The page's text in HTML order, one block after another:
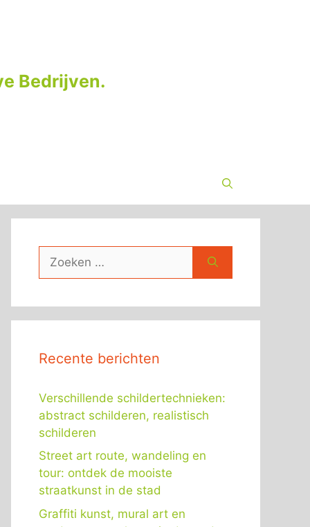
Bedrijven.
naar:
Recente berichten
Verschillende schildertechnieken:
abstract schilderen, realistisch
schilderen
Street art route, wandeling en
tour: ontdek de mooiste
straatkunst in de stad
Graffiti kunst, mural art en